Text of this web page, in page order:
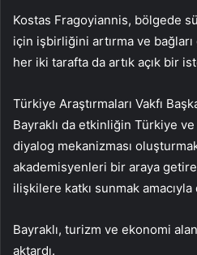
Kostas Fragoyiannis, bölgede
için işbirliğini artırma ve
her iki tarafta da artık açık bir
Türkiye Araştırmaları Vakfı
Bayraklı da etkinliğin Türkiye
diyalog mekanizması
akademisyenleri bir araya
ilişkilere katkı sunmak
Bayraklı, turizm ve ekonomi
aktardı.